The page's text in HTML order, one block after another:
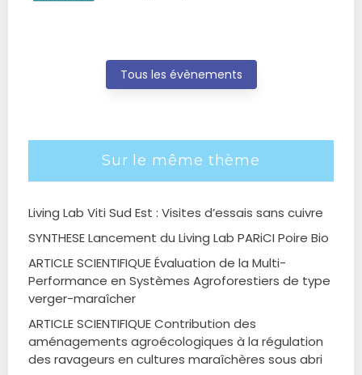
Tous les évènements
Sur le même thème
Living Lab Viti Sud Est : Visites d’essais sans cuivre
SYNTHESE Lancement du Living Lab PARiCI Poire Bio
ARTICLE SCIENTIFIQUE Évaluation de la Multi-
Performance en Systèmes Agroforestiers de type
verger-maraîcher
ARTICLE SCIENTIFIQUE Contribution des
aménagements agroécologiques à la régulation
des ravageurs en cultures maraîchères sous abri